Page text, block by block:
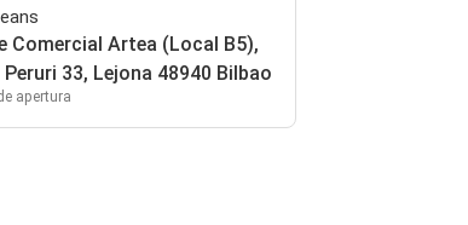
Comercial Artea (Local B5),
33, Lejona 48940 Bilbao
apertura